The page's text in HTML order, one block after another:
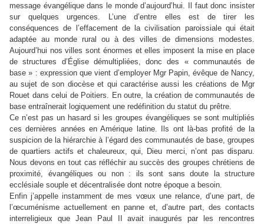
message évangélique dans le monde d’aujourd’hui. Il faut donc insister
sur quelques urgences. L’une d’entre elles est de tirer les
conséquences de l’effacement de la civilisation paroissiale qui était
adaptée au monde rural ou à des villes de dimensions modestes.
Aujourd’hui nos villes sont énormes et elles imposent la mise en place
de structures d’Église démultipliées, donc des « communautés de
base » : expression que vient d’employer Mgr Papin, évêque de Nancy,
au sujet de son diocèse et qui caractérise aussi les créations de Mgr
Rouet dans celui de Poitiers. En outre, la création de communautés de
base entraînerait logiquement une redéfinition du statut du prêtre.
Ce n’est pas un hasard si les groupes évangéliques se sont multipliés
ces dernières années en Amérique latine. Ils ont là-bas profité de la
suspicion de la hiérarchie à l’égard des communautés de base, groupes
de quartiers actifs et chaleureux, qui, Dieu merci, n’ont pas disparu.
Nous devons en tout cas réfléchir au succès des groupes chrétiens de
proximité, évangéliques ou non : ils sont sans doute la structure
ecclésiale souple et décentralisée dont notre époque a besoin.
Enfin j’appelle instamment de mes vœux une relance, d’une part, de
l’œcuménisme actuellement en panne et, d’autre part, des contacts
interreligieux que Jean Paul II avait inaugurés par les rencontres